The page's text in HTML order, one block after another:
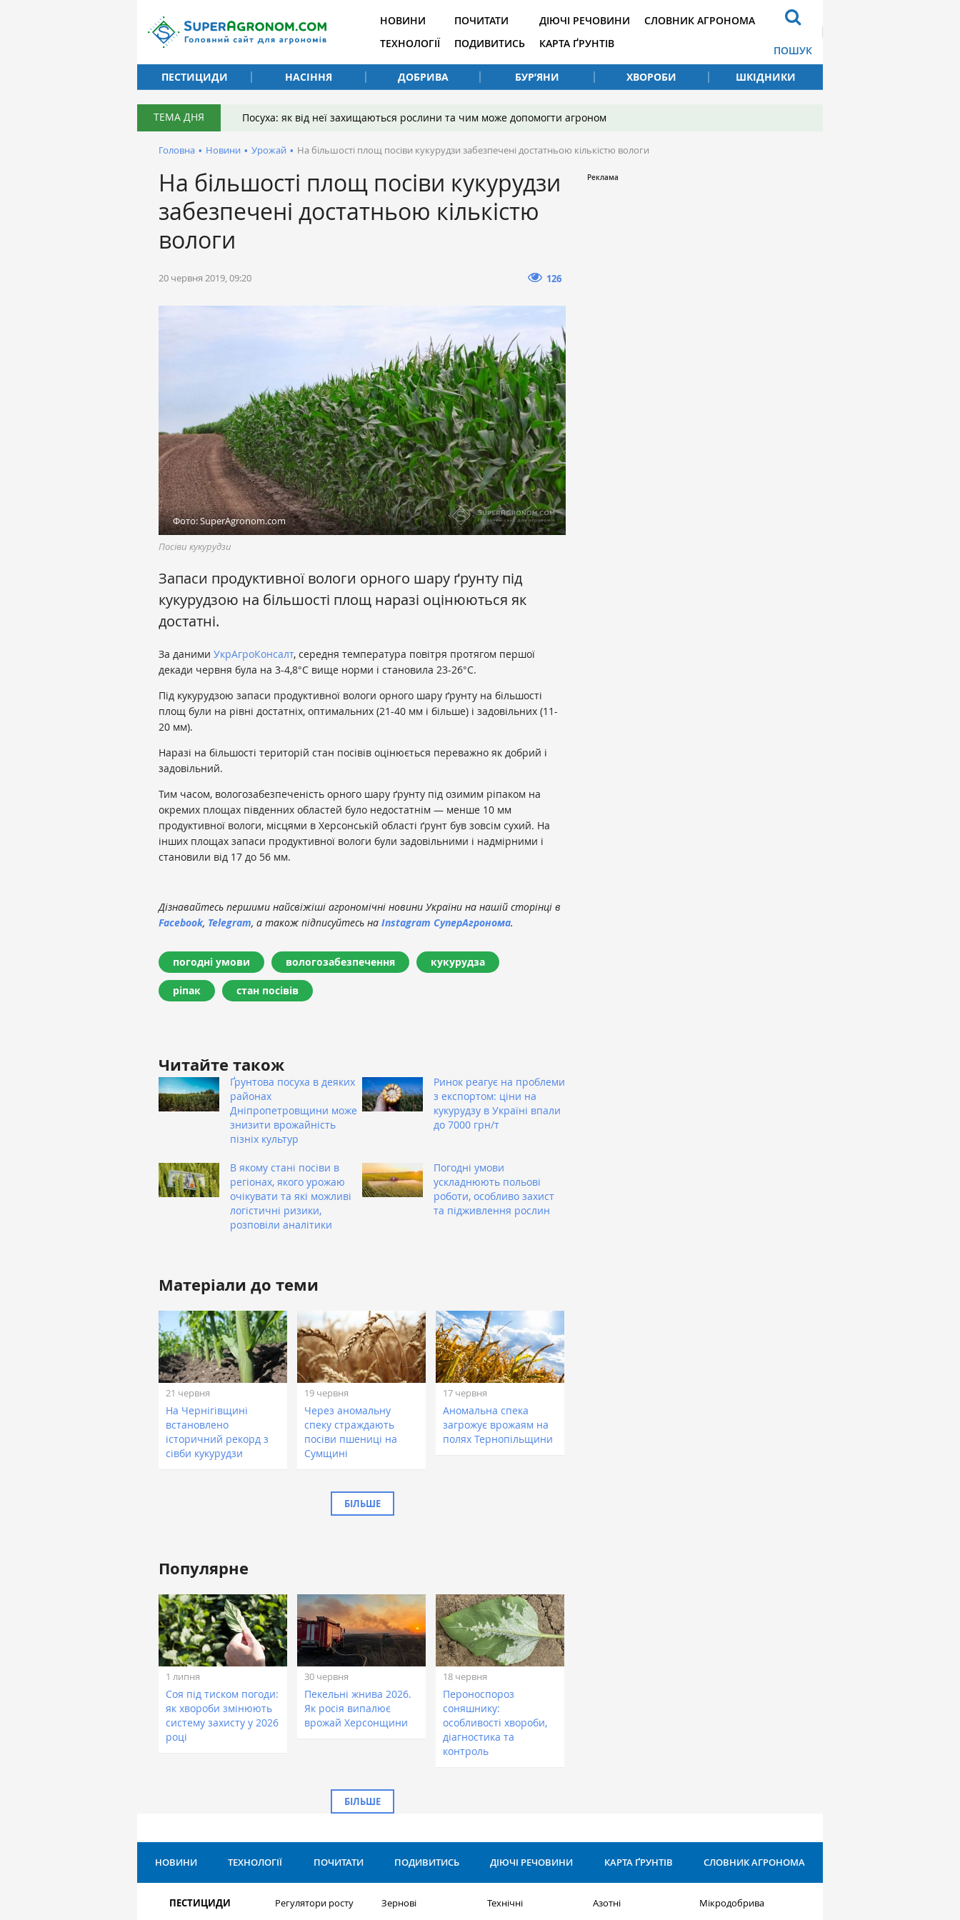
НОВИНИ
ТЕХНОЛОГІЇ
ПОЧИТАТИ
ПОДИВИТИСЬ
ДІЮЧІ РЕЧОВИНИ
КАРТА ҐРУНТІВ
СЛОВНИК АГРОНОМА
ПОШУК
ПЕСТИЦИДИ
НАСІННЯ ДОБРИВА БУР’ЯНИ ХВОРОБИ ШКІДНИКИ
ТЕМА ДНЯ Посуха: як від неї захищаються рослини та чим може допомогти агроном
Головна • Новини • Урожай • На більшості площ посіви кукурудзи забезпечені достатньою кількістю вологи
На більшості площ посіви кукурудзи
забезпечені достатньою кількістю
вологи
20 червня 2019, 09:20 126
Фото: SuperAgronom.com
Посіви кукурудзи
Запаси продуктивної вологи орного шару ґрунту під
кукурудзою на більшості площ наразі оцінюються як
достатні.
За даними УкрАгроКонсалт, середня температура повітря протягом першої
декади червня була на 3-4,8°С вище норми і становила 23-26°С.
Під кукурудзою запаси продуктивної вологи орного шару ґрунту на більшості
площ були на рівні достатніх, оптимальних (21-40 мм і більше) і задовільних (11-
20 мм).
Наразі на більшості територій стан посівів оцінюється переважно як добрий і
задовільний.
Тим часом, вологозабезпеченість орного шару ґрунту під озимим ріпаком на
окремих площах південних областей було недостатнім — менше 10 мм
продуктивної вологи, місцями в Херсонській області ґрунт був зовсім сухий. На
інших площах запаси продуктивної вологи були задовільними і надмірними і
становили від 17 до 56 мм.
Дізнавайтесь першими найсвіжіші агрономічні новини України на нашій сторінці в
Facebook, Telegram, а також підписуйтесь на Instagram СуперАгронома.
погодні умови вологозабезпечення кукурудза
ріпак стан посівів
Читайте також
Ґрунтова посуха в деяких
районах
Дніпропетровщини може
знизити врожайність
пізніх культур
Ринок реагує на проблеми
з експортом: ціни на
кукурудзу в Україні впали
до 7000 грн/т
В якому стані посіви в
регіонах, якого урожаю
очікувати та які можливі
логістичні ризики,
розповіли аналітики
Погодні умови
ускладнюють польові
роботи, особливо захист
та підживлення рослин
Матеріали до теми
21 червня
На Чернігівщині
встановлено
історичний рекорд з
сівби кукурудзи
19 червня
Через аномальну
спеку страждають
посіви пшениці на
Сумщині
17 червня
Аномальна спека
загрожує врожаям на
полях Тернопільщини
БІЛЬШЕ
Популярне
1 липня
Соя під тиском погоди:
як хвороби змінюють
систему захисту у 2026
році
30 червня
Пекельні жнива 2026.
Як росія випалює
врожай Херсонщини
18 червня
Пероноспороз
соняшнику:
особливості хвороби,
діагностика та
контроль
БІЛЬШЕ
НОВИНИ ТЕХНОЛОГІЇ ПОЧИТАТИ ПОДИВИТИСЬ ДІЮЧІ РЕЧОВИНИ КАРТА ҐРУНТІВ СЛОВНИК АГРОНОМА
ПЕСТИЦИДИ
Регулятори росту
Зернові
Технічні
Азотні
Мікродобрива